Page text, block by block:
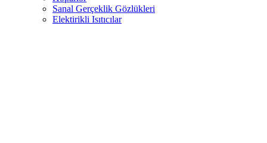
Sanal Gerçeklik Gözlükleri
Elektirikli Isıtıcılar